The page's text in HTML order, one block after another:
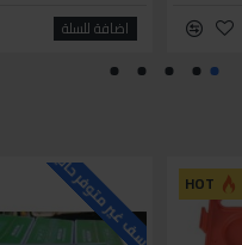
اضافة للسلة
HOT للاسف غير متوفر حاليا